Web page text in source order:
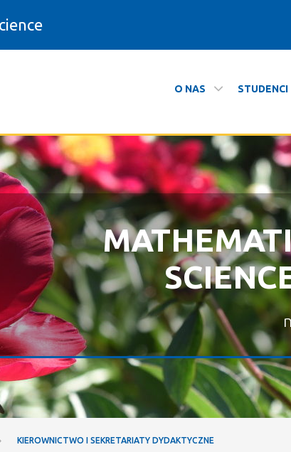
O NAS STUDENCI
- Wydział Matematyki i
KIEROWNICTWO I SEKRETARIATY DYDAKTYCZNE